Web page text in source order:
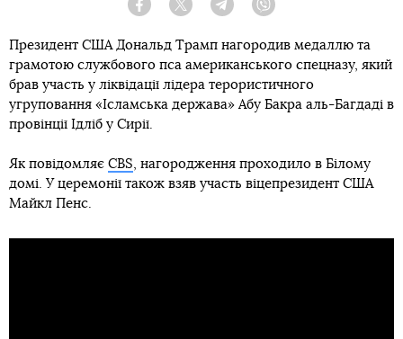
Facebook Twitter Telegram
Президент США Дональд Трамп нагородив медаллю та
грамотою службового пса американського спецназу, який
брав участь у ліквідації лідера терористичного
угруповання «Ісламська держава» Абу Бакра аль-Багдаді в
провінції Ідліб у Сирії.
Як повідомляє CBS , нагородження проходило в Білому
домі. У церемонії також взяв участь віцепрезидент США
Майкл Пенс.